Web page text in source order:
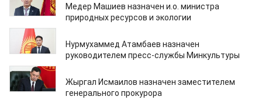
Медер Машиев назначен и.о. министра
природных ресурсов и экологии
10.08.2024
Нурмухаммед Атамбаев назначен
руководителем пресс-службы Минкультуры
02.08.2024
Жыргал Исмаилов назначен заместителем
генерального прокурора